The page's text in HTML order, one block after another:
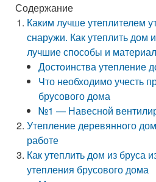
Содержание
Каким лучше утеплителем
снаружи. Как утеплить дом
лучшие способы и
Достоинства утепление
Что необходимо учесть
брусового дома
№1 — Навесной
Утепление деревянного
работе
Как утеплить дом из бруса
утепления брусового дома